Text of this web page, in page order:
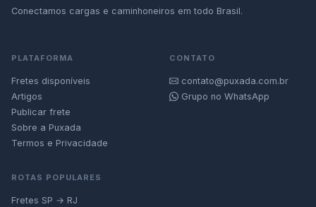
Conectamos cargas e caminhoneiros em todo Brasil.
PLATAFORMA
Fretes disponíveis
Artigos
Publicar frete
Sobre a Puxada
Termos e Privacidade
CONTATO
contato@puxada.com.br
Grupo no WhatsApp
ROTAS POPULARES
Fretes SP → RJ